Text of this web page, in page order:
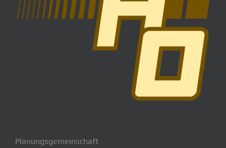
Planungsgemeinschaft